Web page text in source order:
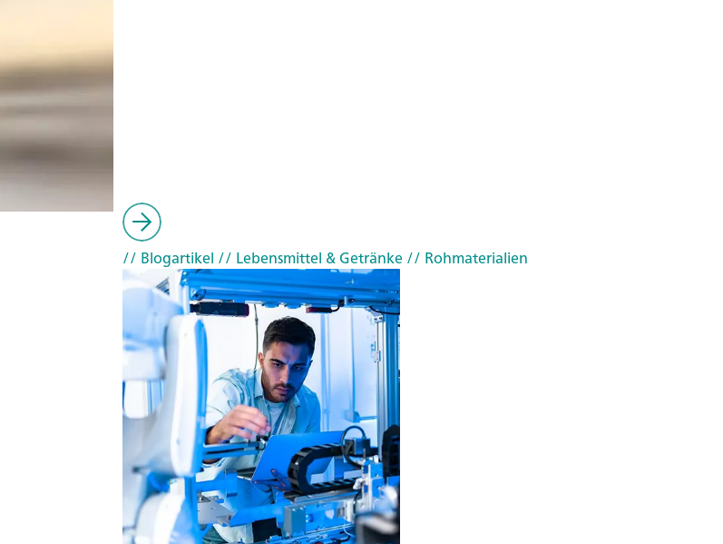
// Blogartikel // Lebensmittel & Getränke// Rohmaterialien